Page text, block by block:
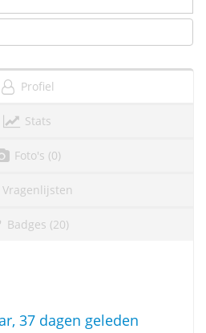
Profiel
Stats
Foto's (0)
Vragenlijsten
Badges (20)
37 dagen geleden